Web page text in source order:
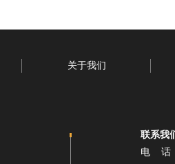
关于我们
联系我
电 话